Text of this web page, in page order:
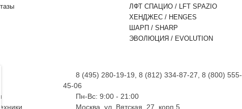
ЛФТ СПАЦИО / LFT SPAZIO
ХЕНДЖЕС / HENGES
ШАРП / SHARP
ЭВОЛЮЦИЯ / EVOLUTION
8 (495) 280-19-19, 8 (812) 334-87-27, 8 (800) 555-
45-06
Пн-Вс: 9:00 - 21:00
Москва, ул. Вятская, 27, корп.5